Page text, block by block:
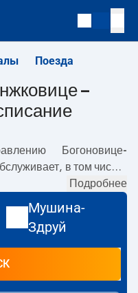
Поезда
–
Богоновице-
в том числе,
в05:50с
в 14:52. Самое
прямой поезд
занимает02:14. По
IC Intercity-
Подробнее
Мушина-
Здруй